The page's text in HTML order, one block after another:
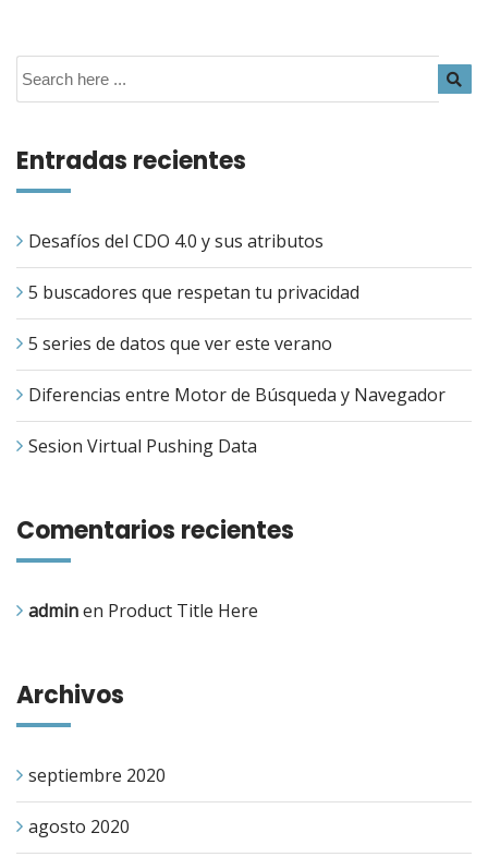
Entradas recientes
Desafíos del CDO 4.0 y sus atributos
5 buscadores que respetan tu privacidad
5 series de datos que ver este verano
Diferencias entre Motor de Búsqueda y Navegador
Sesion Virtual Pushing Data
Comentarios recientes
adminen Product Title Here
Archivos
septiembre 2020
agosto 2020